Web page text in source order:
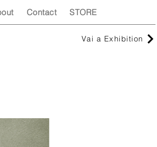
Contact STORE
Vai a Exhibition